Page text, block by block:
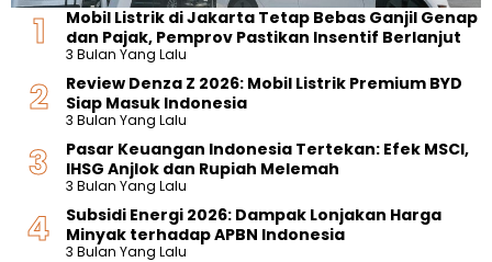
Mobil Listrik di Jakarta Tetap Bebas Ganjil Genap
dan Pajak, Pemprov Pastikan Insentif Berlanjut
3 Bulan Yang Lalu
Review Denza Z 2026: Mobil Listrik Premium BYD
Siap Masuk Indonesia
3 Bulan Yang Lalu
Pasar Keuangan Indonesia Tertekan: Efek MSCI,
IHSG Anjlok dan Rupiah Melemah
3 Bulan Yang Lalu
Subsidi Energi 2026: Dampak Lonjakan Harga
Minyak terhadap APBN Indonesia
3 Bulan Yang Lalu